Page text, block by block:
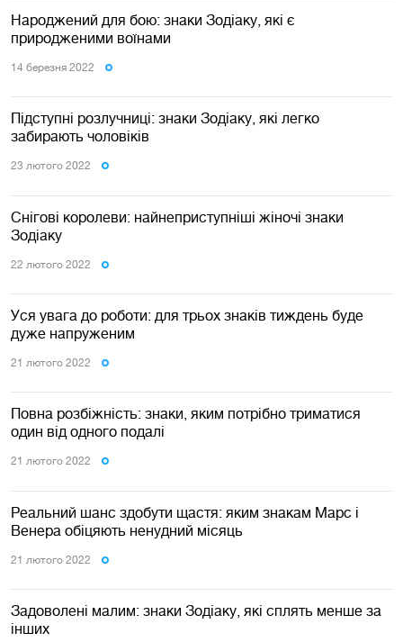
Народжений для бою: знаки Зодіаку, які є
природженими воїнами
14 березня 2022
Підступні розлучниці: знаки Зодіаку, які легко
забирають чоловіків
23 лютого 2022
Снігові королеви: найнеприступніші жіночі знаки
Зодіаку
22 лютого 2022
Уся увага до роботи: для трьох знаків тиждень буде
дуже напруженим
21 лютого 2022
Повна розбіжність: знаки, яким потрібно триматися
один від одного подалі
21 лютого 2022
Реальний шанс здобути щастя: яким знакам Марс і
Венера обіцяють ненудний місяць
21 лютого 2022
Задоволені малим: знаки Зодіаку, які сплять менше за
інших